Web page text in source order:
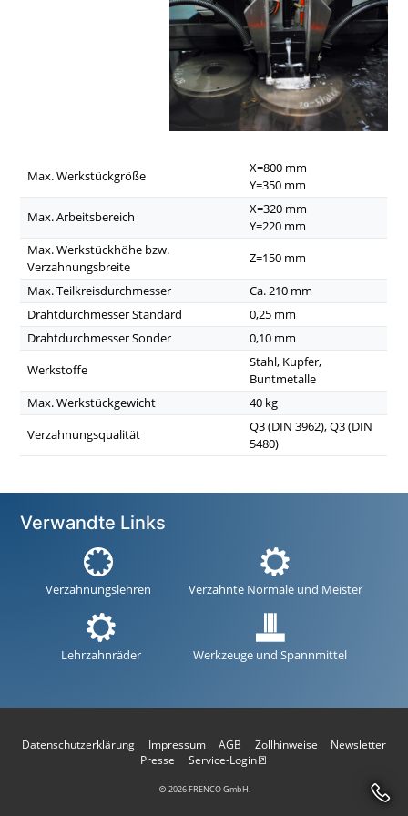
Max. Werkstückgröße
X=800 mm
Y=350 mm
Max. Arbeitsbereich
X=320 mm
Y=220 mm
Max. Werkstückhöhe bzw.
Verzahnungsbreite
Z=150 mm
Max. Teilkreisdurchmesser
Ca. 210 mm
Drahtdurchmesser Standard
0,25 mm
Drahtdurchmesser Sonder
0,10 mm
Werkstoffe
Stahl, Kupfer,
Buntmetalle
Max. Werkstückgewicht
40 kg
Verzahnungsqualität
Q3 (DIN 3962), Q3 (DIN
5480)
Verwandte Links
Verzahnungslehren Verzahnte Normale und Meister
Lehrzahnräder Werkzeuge und Spannmittel
Datenschutzerklärung Impressum AGB Zollhinweise
Newsletter
Presse
Service-Login
2026 FRENCO GmbH.